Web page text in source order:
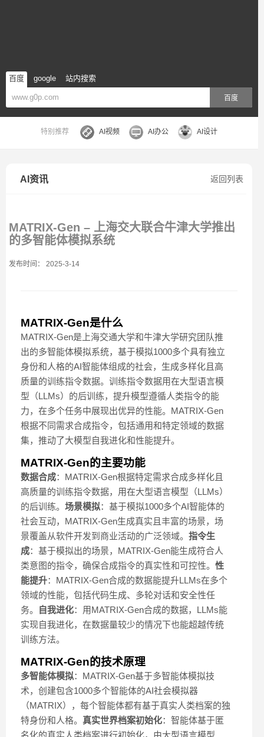
百度 google 站内搜索
百度
特别推荐 AI视频 AI办公 AI设计
返回列表
AI资讯
MATRIX-Gen – 上海交大联合牛津大学推出
的多智能体模拟系统
发布时间： 2025-3-14
MATRIX-Gen是什么
MATRIX-Gen是上海交通大学和牛津大学研究团队推
出的多智能体模拟系统，基于模拟1000多个具有独立
身份和人格的AI智能体组成的社会，生成多样化且高
质量的训练指令数据。训练指令数据用在大型语言模
型（LLMs）的后训练，提升模型遵循人类指令的能
力，在多个任务中展现出优异的性能。MATRIX-Gen
根据不同需求合成指令，包括通用和特定领域的数据
集，推动了大模型自我进化和性能提升。
MATRIX-Gen的主要功能
数据合成：MATRIX-Gen根据特定需求合成多样化且
高质量的训练指令数据，用在大型语言模型（LLMs）
的后训练。 场景模拟：基于模拟1000多个AI智能体的
社会互动，MATRIX-Gen生成真实且丰富的场景，场
景覆盖从软件开发到商业活动的广泛领域。 指令生
成：基于模拟出的场景，MATRIX-Gen能生成符合人
类意图的指令，确保合成指令的真实性和可控性。 性
能提升：MATRIX-Gen合成的数据能提升LLMs在多个
领域的性能，包括代码生成、多轮对话和安全性任
务。
自我进化：用MATRIX-Gen合成的数据，LLMs能
实现自我进化，在数据量较少的情况下也能超越传统
训练方法。
MATRIX-Gen的技术原理
多智能体模拟：MATRIX-Gen基于多智能体模拟技
术，创建包含1000多个智能体的AI社会模拟器
（MATRIX），每个智能体都有基于真实人类档案的独
特身份和人格。 真实世界档案初始化：智能体基于匿